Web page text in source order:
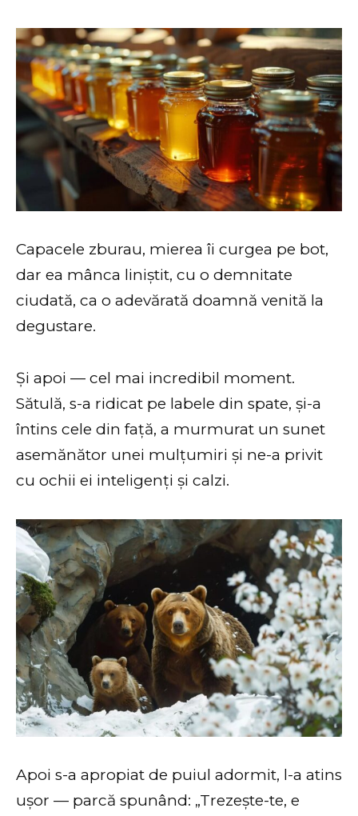
Capacele zburau, mierea îi curgea pe bot,
dar ea mânca liniștit, cu o demnitate
ciudată, ca o adevărată doamnă venită la
degustare.
Și apoi — cel mai incredibil moment.
Sătulă, s-a ridicat pe labele din spate, și-a
întins cele din față, a murmurat un sunet
asemănător unei mulțumiri și ne-a privit
cu ochii ei inteligenți și calzi.
Apoi s-a apropiat de puiul adormit, l-a atins
ușor — parcă spunând: „Trezește-te, e